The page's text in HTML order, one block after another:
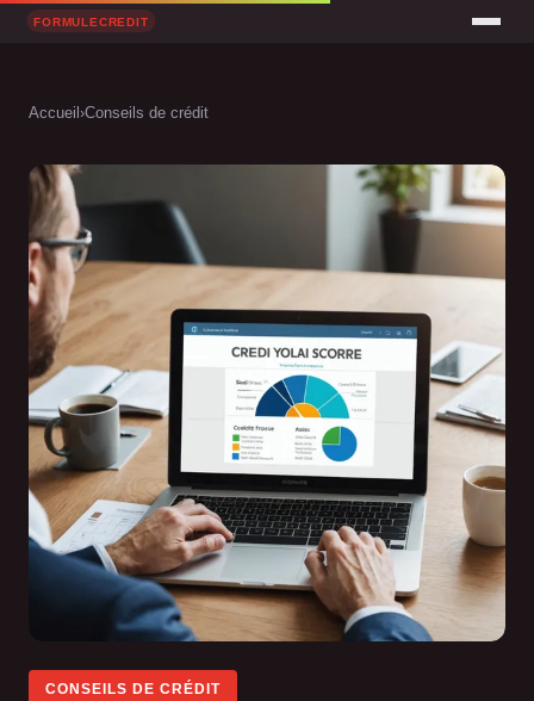
Accueil ›Conseils de crédit
CONSEILS DE CRÉDIT